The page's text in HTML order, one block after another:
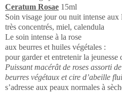
Ceratum Rosae 15ml
Soin visage jour ou nuit intense aux
très concentrés, miel, calendula
Le soin intense à la rose
aux beurres et huiles végétales :
pour garder et entretenir la
Puissant macérât de roses assorti
beurres végétaux et cire d’abeille
s’adresse aux peaux normales à